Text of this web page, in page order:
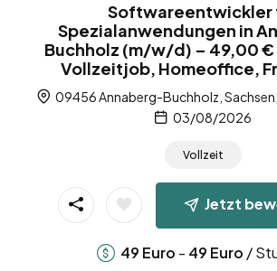
Softwareentwickler
Spezialanwendungen in
Buchholz (m/w/d) – 49,00 €
Vollzeitjob, Homeoffice,
09456 Annaberg-Buchholz,
03/08/2026
Vollzeit
Jetzt
49 Euro - 49 Euro /